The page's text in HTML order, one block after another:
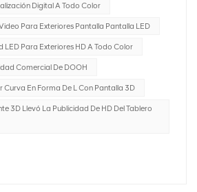
exterior con la compra
permite la entrega de contenido
datos y en tiempo real en pantallas
se ofrece una descripción general
LED:Pantallas LED: son
alta resolución que se utilizan a
al aire libre, centros comerciales,
otros espacios públicos.DOOH
Digital A Todo Color
Para Exteriores Pantalla Pantalla LED
LED Para Exteriores HD A Todo Color
Comercial De DOOH
Curva En Forma De L Con Pantalla 3D
3D Llevó La Publicidad De HD Del Tablero